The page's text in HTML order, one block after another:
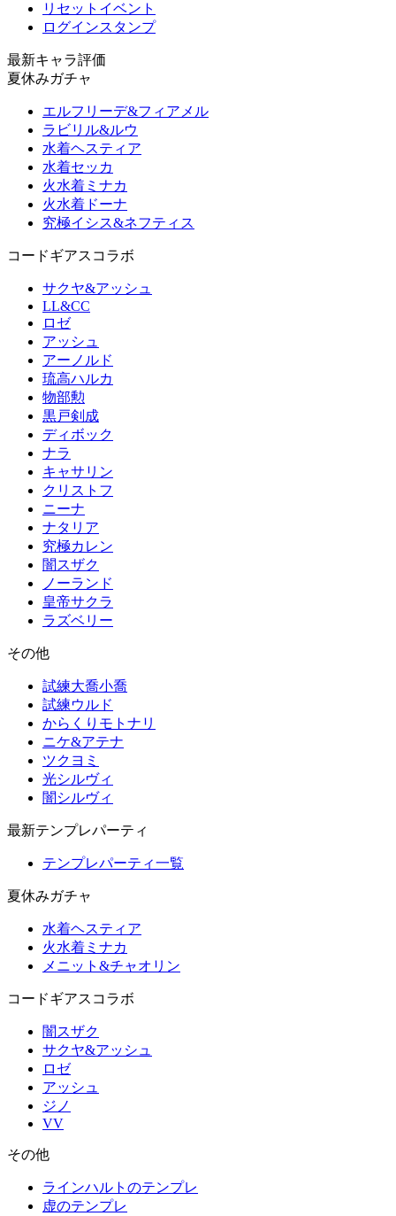
リセットイベント
ログインスタンプ
最新キャラ評価
夏休みガチャ
エルフリーデ&フィアメル
ラビリル&ルウ
水着ヘスティア
水着セッカ
火水着ミナカ
火水着ドーナ
究極イシス&ネフティス
コードギアスコラボ
サクヤ&アッシュ
LL&CC
ロゼ
アッシュ
アーノルド
琉高ハルカ
物部勲
黒戸剣成
ディボック
ナラ
キャサリン
クリストフ
ニーナ
ナタリア
究極カレン
闇スザク
ノーランド
皇帝サクラ
ラズベリー
その他
試練大喬小喬
試練ウルド
からくりモトナリ
ニケ&アテナ
ツクヨミ
光シルヴィ
闇シルヴィ
最新テンプレパーティ
テンプレパーティ一覧
夏休みガチャ
水着ヘスティア
火水着ミナカ
メニット&チャオリン
コードギアスコラボ
闇スザク
サクヤ&アッシュ
ロゼ
アッシュ
ジノ
VV
その他
ラインハルトのテンプレ
虚のテンプレ